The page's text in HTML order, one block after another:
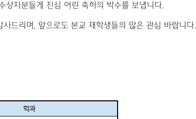
상자분들게 진심 어린 축하의 박수를 보냅니다.
드리며 , 앞으로도 본교 재학생들의 많은 관심 바랍니다.
학과